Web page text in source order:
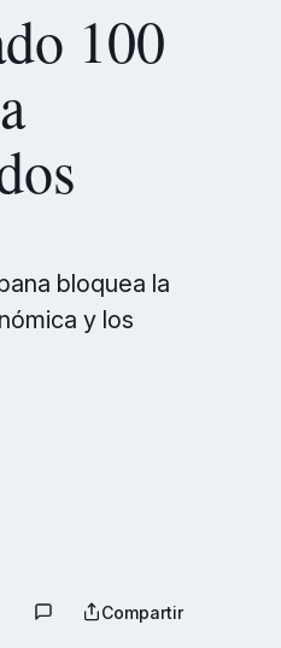
100
bloquea la
y los
Compartir